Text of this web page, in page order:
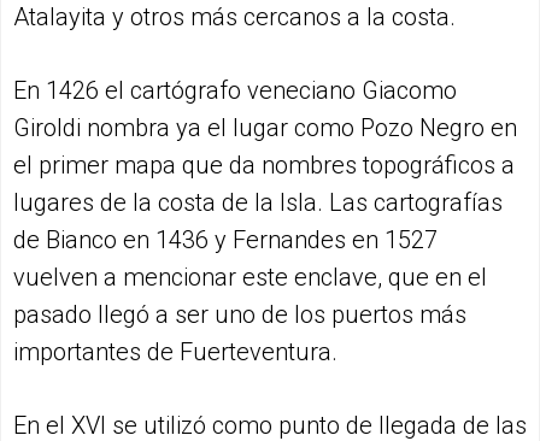
Atalayita y otros más cercanos a la costa.
En 1426 el cartógrafo veneciano Giacomo
Giroldi nombra ya el lugar como Pozo Negro en
el primer mapa que da nombres topográficos a
lugares de la costa de la Isla. Las cartografías
de Bianco en 1436 y Fernandes en 1527
vuelven a mencionar este enclave, que en el
pasado llegó a ser uno de los puertos más
importantes de Fuerteventura.
En el XVI se utilizó como punto de llegada de las